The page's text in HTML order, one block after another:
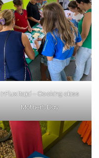
inFlux Itajaí – Cooking class
Mother’s Day